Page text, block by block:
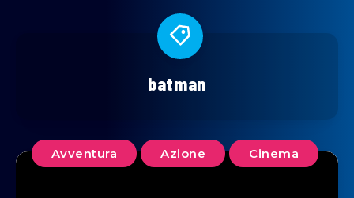
batman
Avventura Azione Cinema